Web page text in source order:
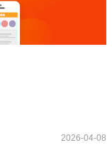
2026-04-08